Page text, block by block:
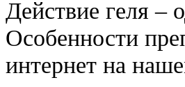
Действие геля –
Особенности
интернет на